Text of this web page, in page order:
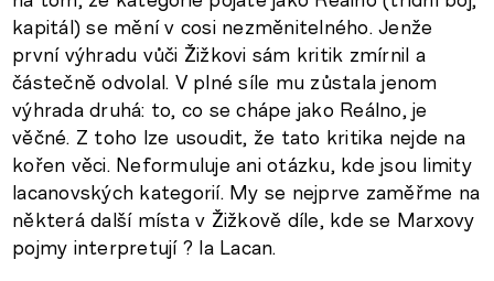
kapitál) se mění v cosi nezměnitelného. Jenže
první výhradu vůči Žižkovi sám kritik zmírnil a
částečně odvolal. V plné síle mu zůstala jenom
výhrada druhá: to, co se chápe jako Reálno, je
věčné. Z toho lze usoudit, že tato kritika nejde na
kořen věci. Neformuluje ani otázku, kde jsou limity
lacanovských kategorií. My se nejprve zaměřme na
některá další místa v Žižkově díle, kde se Marxovy
pojmy interpretují ? la Lacan.